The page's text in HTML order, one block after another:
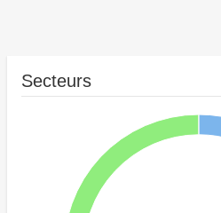
Secteurs